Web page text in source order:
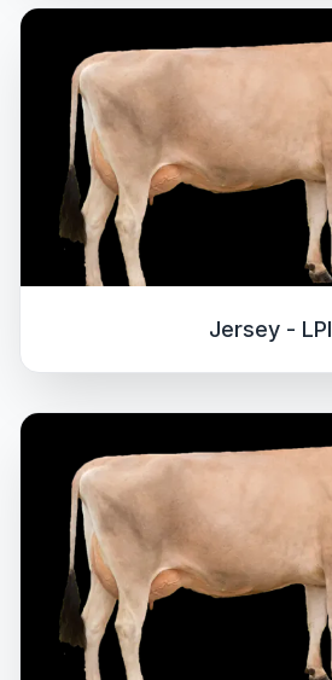
Jersey - LPI